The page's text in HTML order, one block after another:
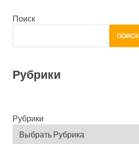
Поиск
ПОИСК
Рубрики
Рубрики